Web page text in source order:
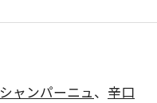
シャンパーニュ、 辛口